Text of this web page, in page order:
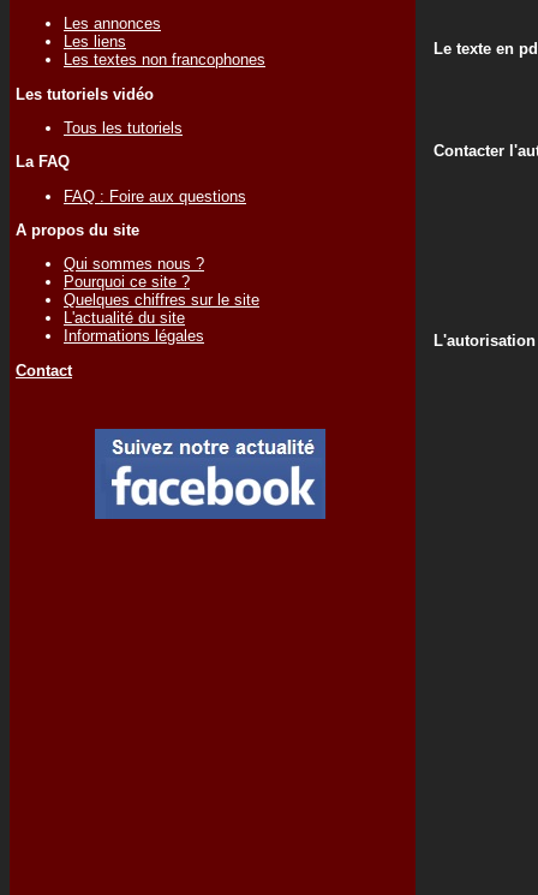
Les annonces
Les liens
Les textes non francophones
Les tutoriels vidéo
Tous les tutoriels
La FAQ
FAQ : Foire aux questions
A propos du site
Qui sommes nous ?
Pourquoi ce site ?
Quelques chiffres sur le site
L'actualité du site
Informations légales
Contact
Le texte en
Contacter
L'autorisation